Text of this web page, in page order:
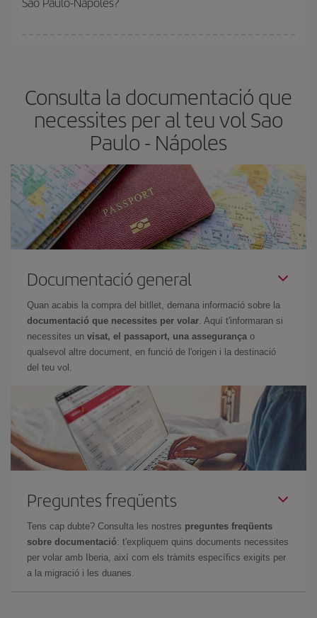
Consulta la documentació que
necessites per al teu vol Sao
Paulo - Nápoles
Documentació general
Quan acabis la compra del bitllet, demana informació sobre la
documentació que necessites per volar. Aquí t'informaran si
necessites un visat, el passaport, una assegurança o
qualsevol altre document, en funció de l'origen i la destinació
del teu vol.
Preguntes freqüents
Tens cap dubte? Consulta les nostres preguntes freqüents
sobre documentació: t'expliquem quins documents necessites
per volar amb Iberia, així com els tràmits específics exigits per
a la migració i les duanes.